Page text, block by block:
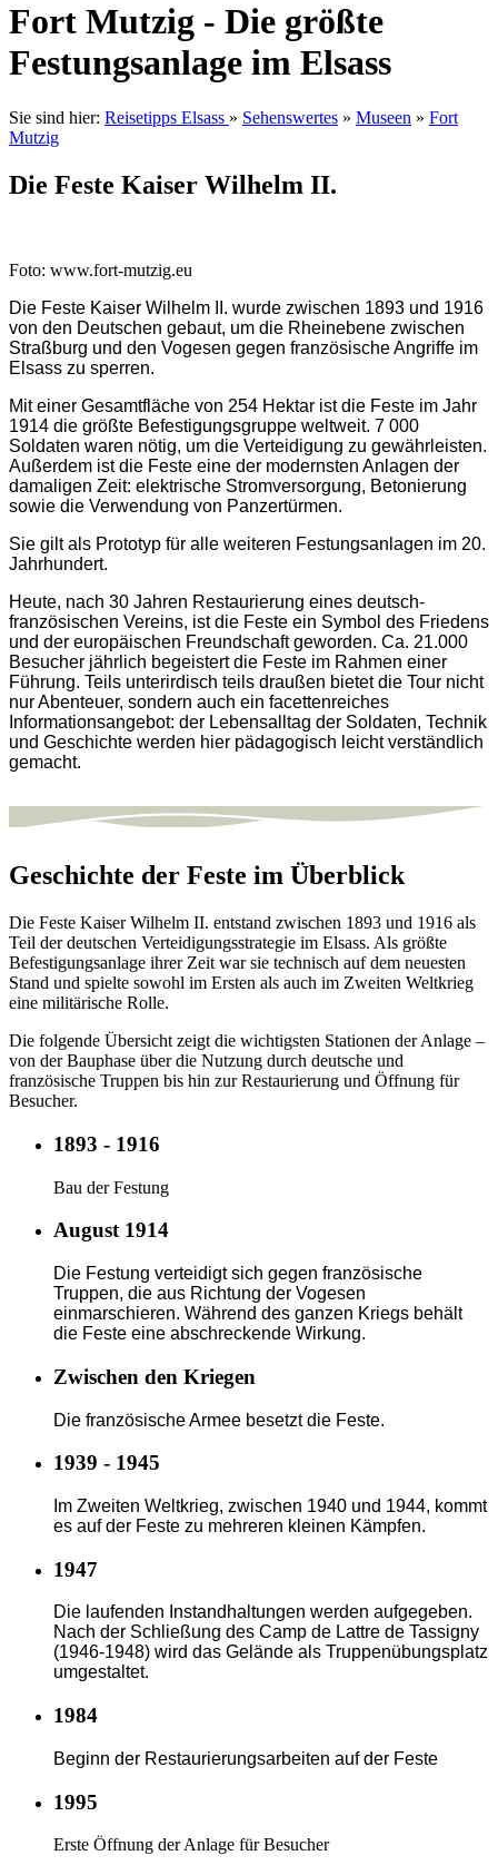
Fort Mutzig - Die größte
Festungsanlage im Elsass
Sie sind hier: Reisetipps Elsass » Sehenswertes » Museen » Fort
Mutzig
Die Feste Kaiser Wilhelm II.
Foto: www.fort-mutzig.eu
Die Feste Kaiser Wilhelm II. wurde zwischen 1893 und 1916
von den Deutschen gebaut, um die Rheinebene zwischen
Straßburg und den Vogesen gegen französische Angriffe im
Elsass zu sperren.
Mit einer Gesamtfläche von 254 Hektar ist die Feste im Jahr
1914 die größte Befestigungsgruppe weltweit. 7 000
Soldaten waren nötig, um die Verteidigung zu gewährleisten.
Außerdem ist die Feste eine der modernsten Anlagen der
damaligen Zeit: elektrische Stromversorgung, Betonierung
sowie die Verwendung von Panzertürmen.
Sie gilt als Prototyp für alle weiteren Festungsanlagen im 20.
Jahrhundert.
Heute, nach 30 Jahren Restaurierung eines deutsch-
französischen Vereins, ist die Feste ein Symbol des Friedens
und der europäischen Freundschaft geworden. Ca. 21.000
Besucher jährlich begeistert die Feste im Rahmen einer
Führung. Teils unterirdisch teils draußen bietet die Tour nicht
nur Abenteuer, sondern auch ein facettenreiches
Informationsangebot: der Lebensalltag der Soldaten, Technik
und Geschichte werden hier pädagogisch leicht verständlich
gemacht.
Geschichte der Feste im Überblick
Die Feste Kaiser Wilhelm II. entstand zwischen 1893 und 1916 als
Teil der deutschen Verteidigungsstrategie im Elsass. Als größte
Befestigungsanlage ihrer Zeit war sie technisch auf dem neuesten
Stand und spielte sowohl im Ersten als auch im Zweiten Weltkrieg
eine militärische Rolle.
Die folgende Übersicht zeigt die wichtigsten Stationen der Anlage –
von der Bauphase über die Nutzung durch deutsche und
französische Truppen bis hin zur Restaurierung und Öffnung für
Besucher.
1893 - 1916
Bau der Festung
August 1914
Die Festung verteidigt sich gegen französische
Truppen, die aus Richtung der Vogesen
einmarschieren. Während des ganzen Kriegs behält
die Feste eine abschreckende Wirkung.
Zwischen den Kriegen
Die französische Armee besetzt die Feste.
1939 - 1945
Im Zweiten Weltkrieg, zwischen 1940 und 1944, kommt
es auf der Feste zu mehreren kleinen Kämpfen.
1947
Die laufenden Instandhaltungen werden aufgegeben.
Nach der Schließung des Camp de Lattre de Tassigny
(1946-1948) wird das Gelände als Truppenübungsplatz
umgestaltet.
1984
Beginn der Restaurierungsarbeiten auf der Feste
1995
Erste Öffnung der Anlage für Besucher